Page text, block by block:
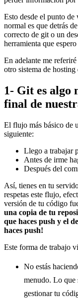
Esto desde el punto
normal es que detrás
correcto de git o un
herramienta que
En adelante me
otro sistema de
1- Git es algo
final de
El flujo más básico de
siguiente:
Llego a trabajar
Antes de irme
Después del
Así, tienes en tu
respetas este flujo,
versión de tu código
una copia de tu
que haces push y el
haces push!
Este forma de trabajo
No estás
menudo. Lo que
gestionar tu